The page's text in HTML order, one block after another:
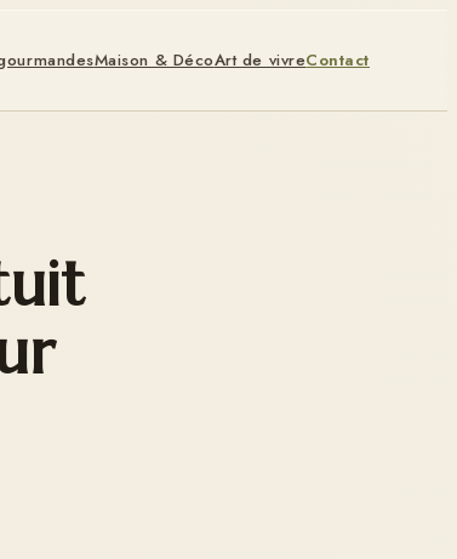
Maison & DécoArt de vivreContact